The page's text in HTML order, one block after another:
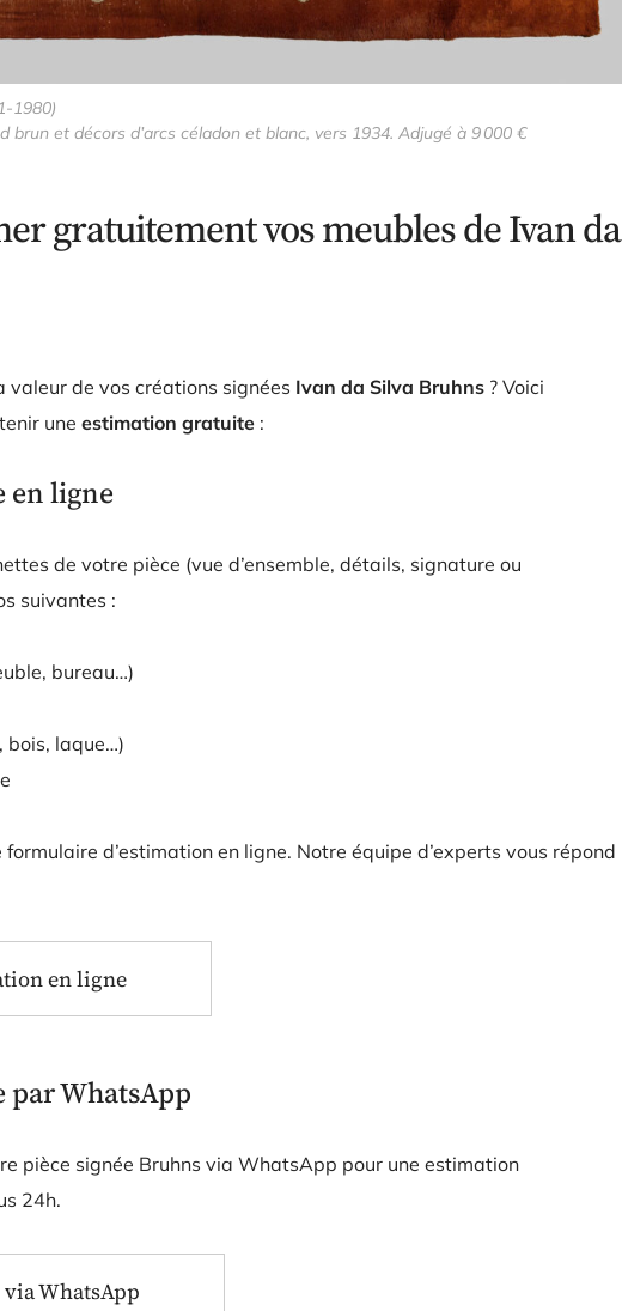
1980)
brun et décors d’arcs céladon et blanc, vers 1934. Adjugé à 9 000 €
gratuitement vos meubles de Ivan da
valeur de vos créations signées Ivan da Silva Bruhns ? Voici
une estimation gratuite :
en ligne
de votre pièce (vue d’ensemble, détails, signature ou
suivantes :
bureau…)
bois, laque…)
d’estimation en ligne. Notre équipe d’experts vous répond
en ligne
WhatsApp
pièce signée Bruhns via WhatsApp pour une estimation
24h.
WhatsApp